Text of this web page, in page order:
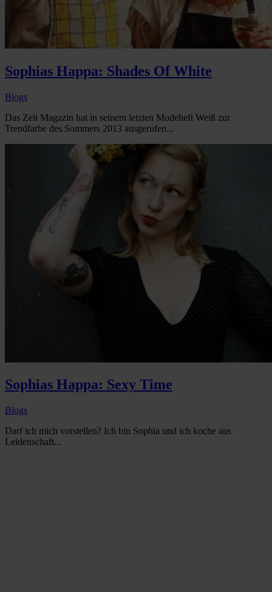
Sophias Happa: Shades Of White
Blogs
Das Zeit Magazin hat in seinem letzten Modeheft Weiß zur
Trendfarbe des Sommers 2013 ausgerufen...
Sophias Happa: Sexy Time
Blogs
Darf ich mich vorstellen? Ich bin Sophia und ich koche aus
Leidenschaft...